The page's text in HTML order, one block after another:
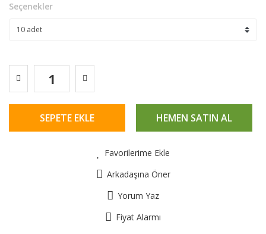
Seçenekler
SEPETE EKLE HEMEN SATIN AL
Favorilerime Ekle
Arkadaşına Öner
Yorum Yaz
Fiyat Alarmı